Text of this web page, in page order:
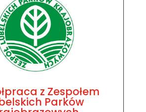
z Zespołem
Parków